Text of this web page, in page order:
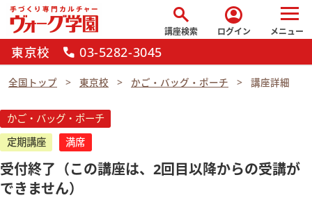
search
講座検索
account_circle
ログイン メニュー
東京校 call 03-5282-3045
全国トップ 東京校 かご・バッグ・ポーチ 講座詳細
かご・バッグ・ポーチ
定期講座
満席
受付終了（この講座は、2回目以降からの受講が
できません）